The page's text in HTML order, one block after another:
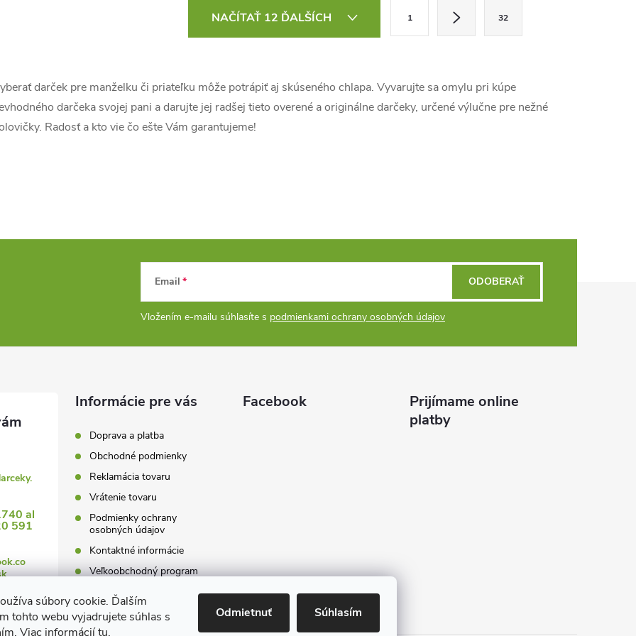
súbory cookie. Ďalším
tohto webu vyjadrujete súhlas s
Viac informáciítu.
Odmietnuť Súhlasím
NAČÍTAŤ 12 ĎALŠÍCH
n
i
e
1 32
darček pre manželku či priateľku môže potrápiť aj skúseného chlapa. Vyvarujte sa omylu pri kúpe
darčeka svojej pani a darujte jej radšej tieto overené a originálne darčeky, určené výlučne pre nežné
Radosť a kto vie čo ešte Vám garantujeme!
Email
Vložením e-mailu súhlasíte s podmienkami ochrany osobných údajov
ODOBERAŤ
al
591
Informácie pre vás
Doprava a platba
Obchodné podmienky
Reklamácia tovaru
Vrátenie tovaru
Podmienky ochrany
osobných údajov
Kontaktné informácie
Veľkoobchodný program
Facebook
Prijímame online
platby